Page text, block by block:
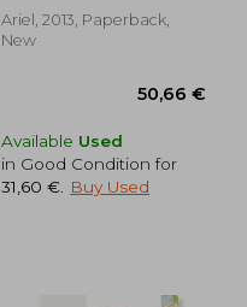
32,67
Ariel, 2013, Paperback,
New
Available Used
in Good Condition for
31,60 €
Buy Used